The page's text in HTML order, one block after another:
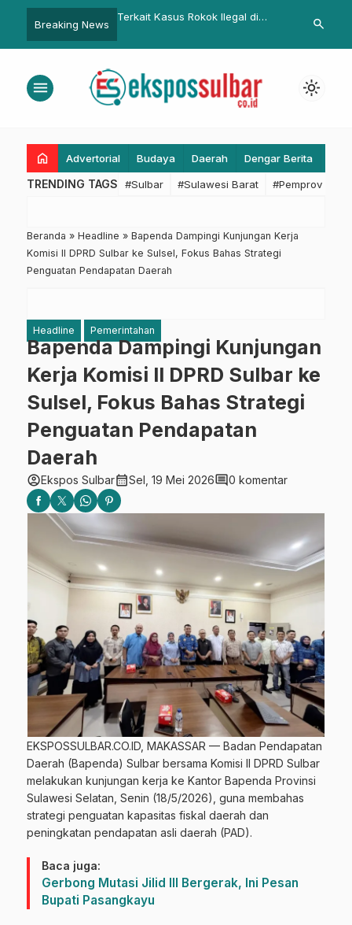
Breaking News
Limpahkan ke Bea
Dukung Tata Kelola yang Baik,
Sosialisasi Perda Bantuan Hukum
Perluas
Jaminan
search
menu light_mode
home Advertorial Budaya Daerah Dengar Berita
TRENDING TAGS #Sulbar #Sulawesi Barat #Pemprov
Beranda » Headline » Bapenda Dampingi Kunjungan Kerja
Komisi II DPRD Sulbar ke Sulsel, Fokus Bahas Strategi
Penguatan Pendapatan Daerah
Headline Pemerintahan
Bapenda Dampingi Kunjungan
Kerja Komisi II DPRD Sulbar ke
Sulsel, Fokus Bahas Strategi
Penguatan Pendapatan
Daerah
account_circleEkspos Sulbarcalendar_monthSel, 19 Mei 2026comment0 komentar
EKSPOSSULBAR.CO.ID, MAKASSAR — Badan Pendapatan
Daerah (Bapenda) Sulbar bersama Komisi II DPRD Sulbar
melakukan kunjungan kerja ke Kantor Bapenda Provinsi
Sulawesi Selatan, Senin (18/5/2026), guna membahas
strategi penguatan kapasitas fiskal daerah dan
peningkatan pendapatan asli daerah (PAD).
Baca juga:
Gerbong Mutasi Jilid III Bergerak, Ini Pesan
Bupati Pasangkayu